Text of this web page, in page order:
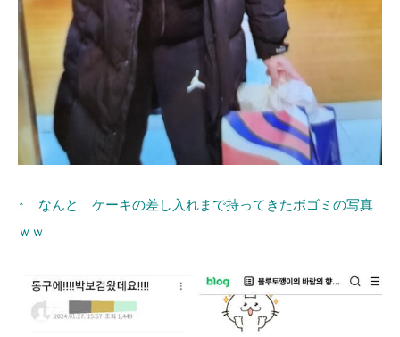
↑ なんと ケーキの差し入れまで持ってきたボゴミの写真
ｗｗ